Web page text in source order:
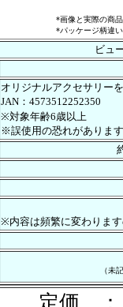
*画像と実際の商
*パッケージ柄違
ビュ
オリジナルアクセサリー
JAN：4573512252350
※対象年齢6歳以上
※誤使用の恐れがありま
※内容は頻繁に変わりま
（未